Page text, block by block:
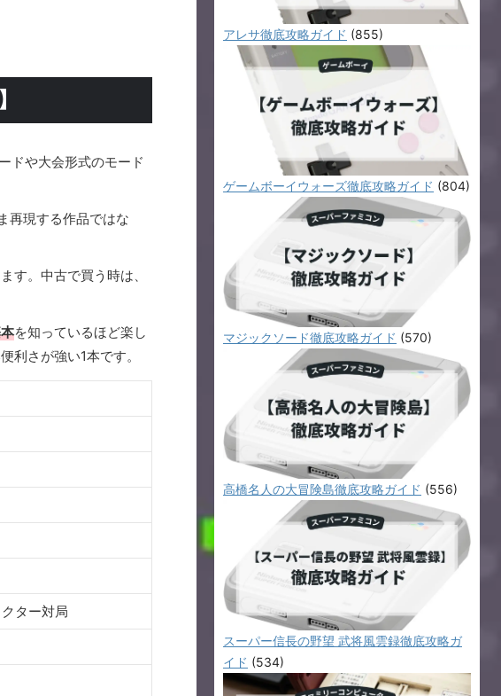
ドや大会形式のモード
再現する作品ではな
す。中古で買う時は、
を知っているほど楽し
利さが強い1本です。
ター対局
アレサ徹底攻略ガイド (855)
ゲームボーイウォーズ徹底攻略ガイド (804)
マジックソード徹底攻略ガイド (570)
高橋名人の大冒険島徹底攻略ガイド (556)
スーパー信長の野望 武将風雲録徹底攻略ガ
イド (534)